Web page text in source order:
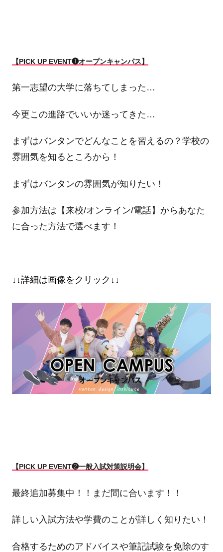
【PICK UP EVENT❶オープンキャンパス】
第一志望の大学に落ちてしまった…
今更この進路でいいか迷ってきた…
まずはバンタンでどんなことを習えるの？学校の
雰囲気を知るところから！
まずはバンタンの雰囲気が知りたい！
参加方法は【来校/オンライン/電話】からあなた
に合った方法で選べます！
↓↓詳細は画像をクリック↓↓
【PICK UP EVENT❷一般入試対策説明会】
最終追加募集中！！まだ間に合います！！
詳しい入試方法や学費のことが詳しく知りたい！
合格するためのアドバイスや筆記試験を免除のす